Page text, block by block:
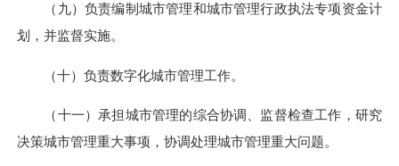
（九） 负责编制城市管理和城市管理行政执法专项资金计
划，并监督实施。
（十）负责数字化城市管理工作。
（十一） 承担城市管理的综合协调、监督检查工作，研究
决策城市管理重大事项，协调处理城市管理重大问题。